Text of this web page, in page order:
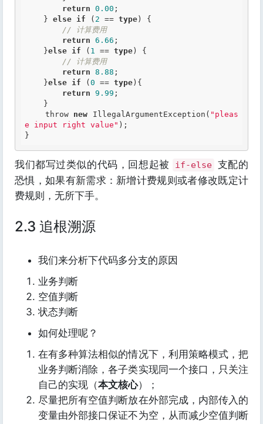
return 0.00 ;
    }
else if ( 2 == type ) {
// 计算费用
return 6.66 ;
    }
else if ( 1 == type ) {
// 计算费用
return 8.88 ;
    }
else if ( 0 == type ){
return 9.99 ;
    throw
new IllegalArgumentException( "pleas
e input right value" );
}
我们都写过类似的代码，回想起被 if-else 支配的
恐惧，如果有新需求：新增计费规则或者修改既定计
费规则，无所下手。
2.3 追根溯源
我们来分析下代码多分支的原因
业务判断
空值判断
状态判断
如何处理呢？
在有多种算法相似的情况下，利用策略模式，把
业务判断消除，各子类实现同一个接口，只关注
自己的实现（本文核心）；
尽量把所有空值判断放在外部完成，内部传入的
变量由外部接口保证不为空，从而减少空值判断